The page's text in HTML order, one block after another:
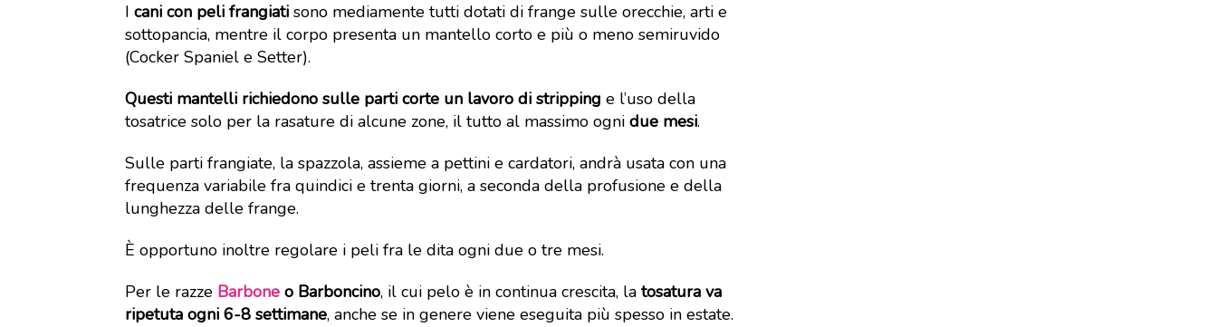
I cani con peli frangiati sono mediamente tutti dotati di frange sulle orecchie, arti e
sottopancia, mentre il corpo presenta un mantello corto e più o meno semiruvido
(Cocker Spaniel e Setter).
Questi mantelli richiedono sulle parti corte un lavoro di stripping e l’uso della
tosatrice solo per la rasature di alcune zone, il tutto al massimo ogni due mesi.
Sulle parti frangiate, la spazzola, assieme a pettini e cardatori, andrà usata con una
frequenza variabile fra quindici e trenta giorni, a seconda della profusione e della
lunghezza delle frange.
È opportuno inoltre regolare i peli fra le dita ogni due o tre mesi.
Per le razze Barbone o Barboncino, il cui pelo è in continua crescita, la tosatura va
ripetuta ogni 6-8 settimane, anche se in genere viene eseguita più spesso in estate.